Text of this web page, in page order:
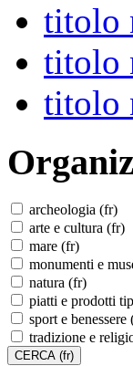
titolo
titolo
titolo
archeologia (fr)
arte e cultura (fr)
mare (fr)
monumenti e
natura (fr)
piatti e prodotti
sport e benessere
tradizione e